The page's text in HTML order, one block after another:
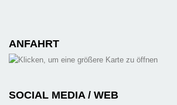
ANFAHRT
SOCIAL MEDIA / WEB